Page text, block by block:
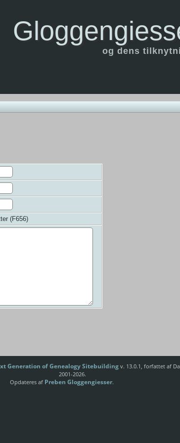
og dens
(F656)
Generation of Genealogy Sitebuildingv. 13.0.1, forfattet af
2001-2026.
Opdateres af Preben Gloggengiesser.